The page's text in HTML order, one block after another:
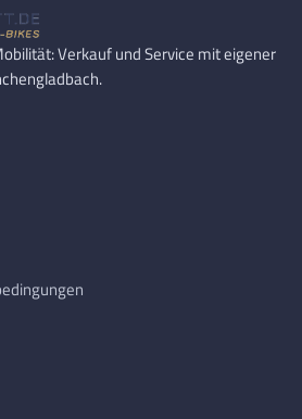
Verkauf und Service mit eigener